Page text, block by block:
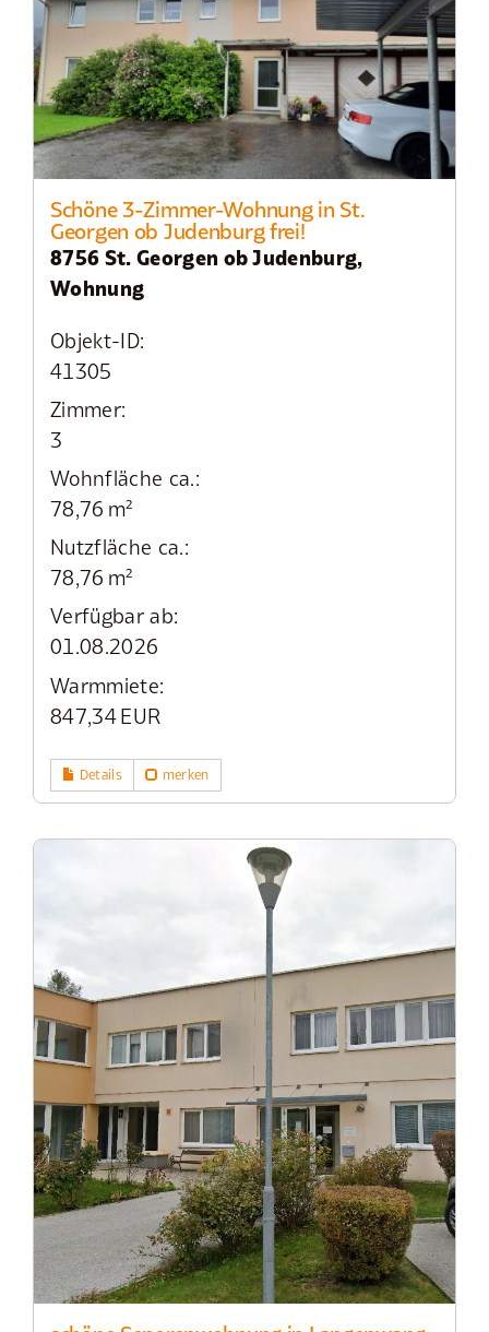
Schöne 3-Zimmer-Wohnung in St.
Georgen ob Judenburg frei!
8756 St. Georgen ob Judenburg,
Wohnung
Objekt-ID:
41305
Zimmer:
3
Wohnfläche ca.:
78,76 m²
Nutzfläche ca.:
78,76 m²
Verfügbar ab:
01.08.2026
Warmmiete:
847,34 EUR
Details merken